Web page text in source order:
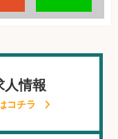
人情報
コチラ